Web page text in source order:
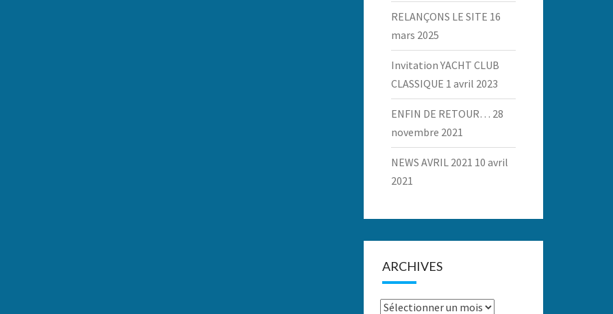
RELANÇONS LE SITE 16
mars 2025
Invitation YACHT CLUB
CLASSIQUE 1 avril 2023
ENFIN DE RETOUR… 28
novembre 2021
NEWS AVRIL 2021 10 avril
2021
ARCHIVES
Archives